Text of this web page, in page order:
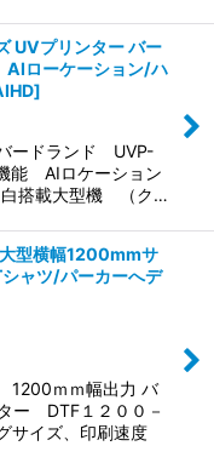
UVプリンター バー
ローケーション/ハ
]
ードランド UVP-
能 AIロケーション
白搭載大型機 （ク…
型横幅1200mmサ
ャツ/パーカーへデ
1200ｍｍ幅出力 バ
ー DTF１２００－
サイズ、印刷速度